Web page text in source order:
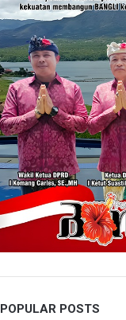
POPULAR POSTS